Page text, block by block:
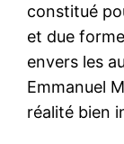
constitué
et due
envers les
Emmanuel
réalité bien